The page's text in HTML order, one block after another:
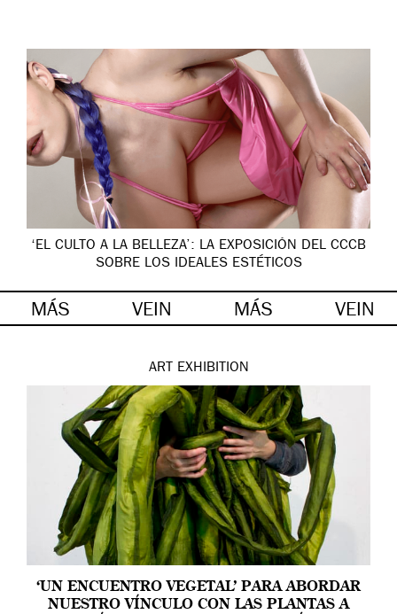
‘EL CULTO A LA BELLEZA’: LA EXPOSICIÓN DEL CCCB
SOBRE LOS IDEALES ESTÉTICOS
MÁS VEIN MÁS VEIN
ART EXHIBITION
‘UN ENCUENTRO VEGETAL’ PARA ABORDAR
NUESTRO VÍNCULO CON LAS PLANTAS A